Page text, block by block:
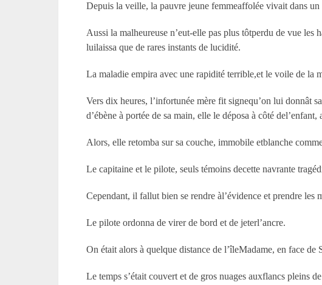
Depuis la veille, la pauvre jeune femmeaffolée vivait dans
Aussi la malheureuse n’eut-elle pas plus tôtperdu de vue les
luilaissa que de rares instants de lucidité.
La maladie empira avec une rapidité terrible,et le voile de la
Vers dix heures, l’infortunée mère fit signequ’on lui donnât
d’ébène à portée de sa main, elle le déposa à côté
Alors, elle retomba sur sa couche, immobile etblanche
Le capitaine et le pilote, seuls témoins decette navrante
Cependant, il fallut bien se rendre àl’évidence et prendre les
Le pilote ordonna de virer de bord et de jeterl’ancre.
On était alors à quelque distance de l’îleMadame, en face de
Le temps s’était couvert et de gros nuages auxflancs pleins